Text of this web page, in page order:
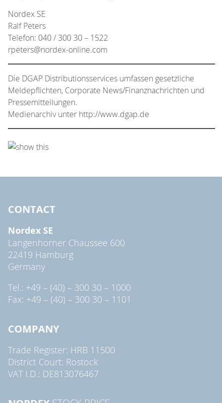
Nordex SE
Ralf Peters
Telefon: 040 / 300 30 – 1522
rpeters@nordex-online.com
Die DGAP Distributionsservices umfassen gesetzliche
Meldepflichten, Corporate News/Finanznachrichten und
Pressemitteilungen.
Medienarchiv unter http://www.dgap.de
CONTACT
Nordex SE
Langenhorner Chaussee 600
22419 Hamburg
Germany
Tel.: +49 – (40) – 300 30 – 1000
Fax: +49 – (40) – 300 30 – 1101
COMPANY
Trade Register: HRB 11500
District Court: Rostock
VAT I.D.: DE813076467